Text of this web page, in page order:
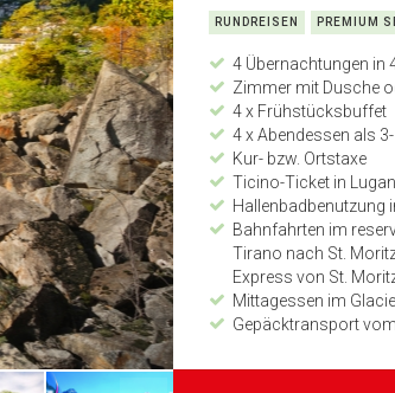
RUNDREISEN PREMIUM
4 Übernachtungen in
Zimmer mit Dusche
4 x Frühstücksbuffet
4 x Abendessen als
Kur- bzw. Ortstaxe
Ticino-Ticket in
Hallenbadbenutzung
Bahnfahrten im
Tirano nach St.
Express von St.
Mittagessen im
Gepäcktransport
Detaillierter